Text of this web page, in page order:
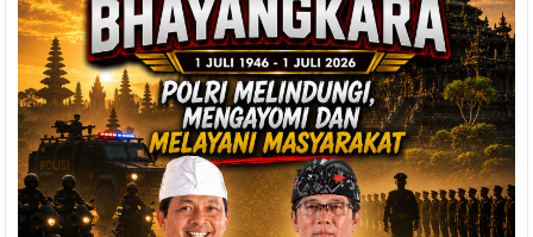
Forum
ke-
10